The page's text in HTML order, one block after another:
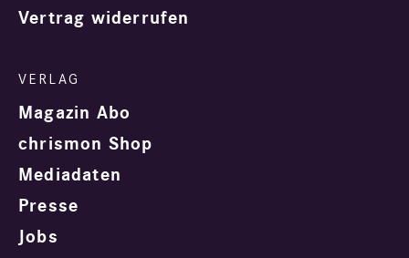
Vertrag widerrufen
Magazin Abo
chrismon Shop
Mediadaten
Presse
Jobs